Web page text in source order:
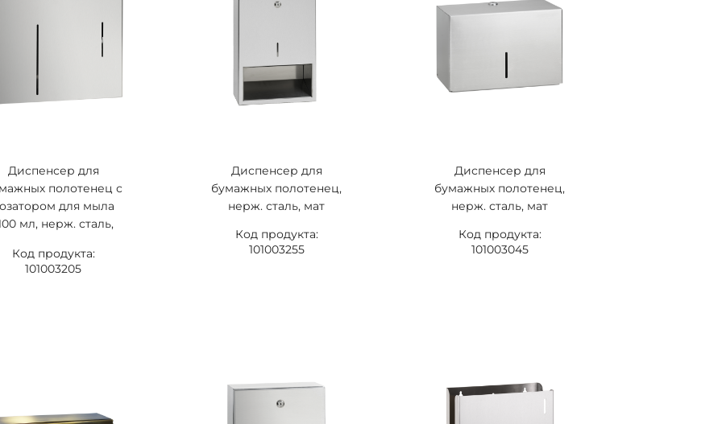
Диспенсер для
полотенец с
для мыла
мл, нерж. сталь,
Код продукта:
101003205
Диспенсер для
бумажных полотенец,
нерж. сталь, мат
Код продукта:
101003255
Диспенсер для
бумажных полотенец,
нерж. сталь, мат
Код продукта:
101003045